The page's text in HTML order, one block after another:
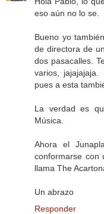
eso aún no lo se.
Bueno yo
de directora de
dos pasacalles.
varios,
pues a esta
La verdad es
Música.
Ahora el
conformarse con
llama The
Un abrazo
Responder